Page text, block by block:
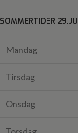
SOMMERTIDER
Mandag
Tirsdag
Onsdag